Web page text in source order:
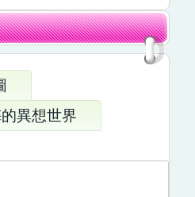
異想世界